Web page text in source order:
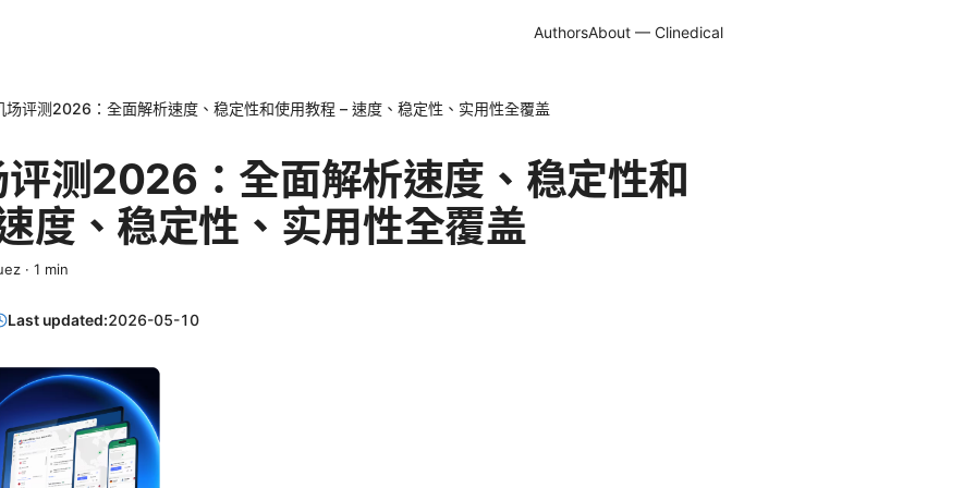
AuthorsAbout — Clinedical
评测2026：全面解析速度、稳定性和使用教程 – 速度、稳定性、实用性全覆盖
测2026：全面解析速度、稳定性和
度、稳定性、实用性全覆盖
· 1 min
Last updated:2026-05-10